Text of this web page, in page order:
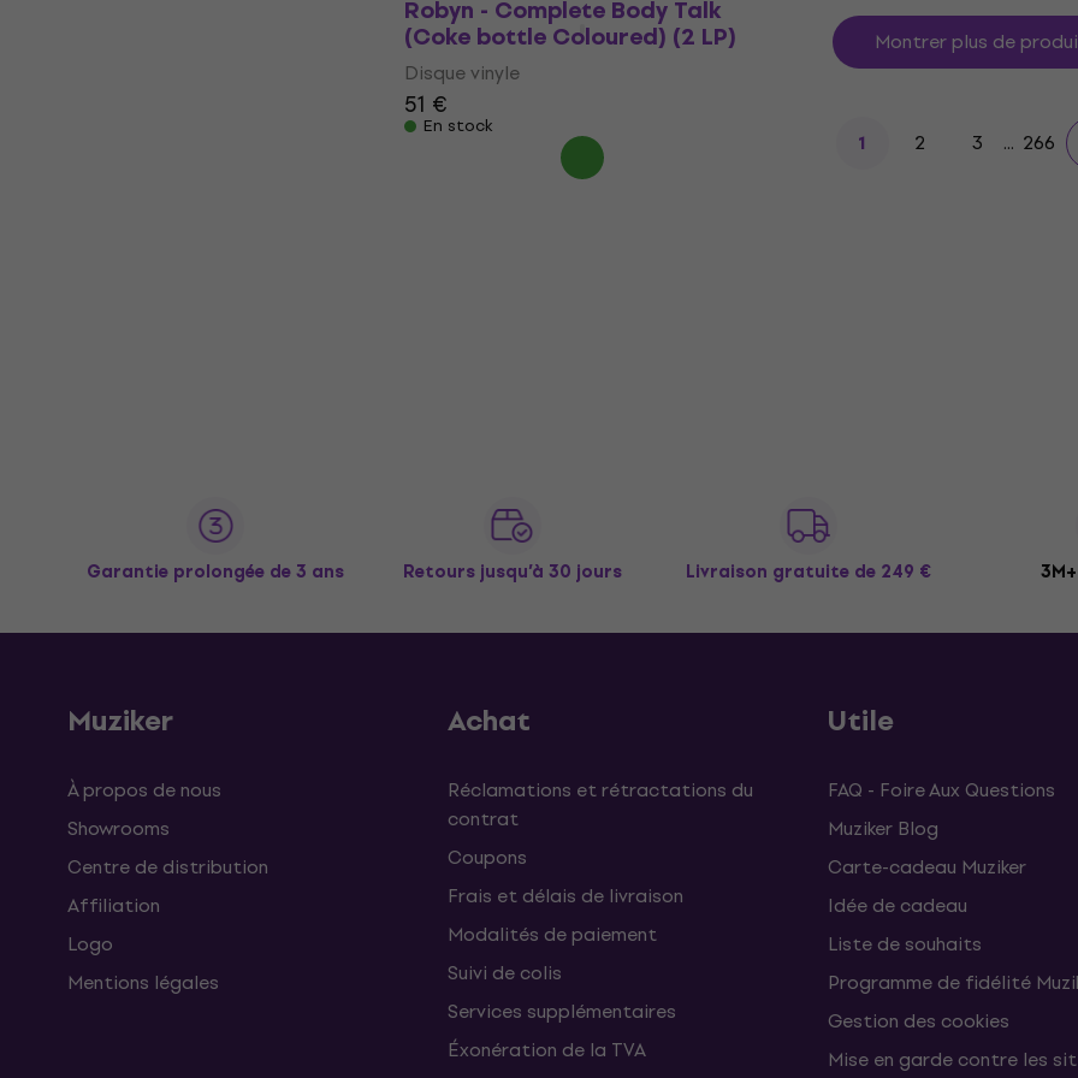
Robyn - Complete Body Talk
(Coke bottle Coloured) (2 LP)
Disque vinyle
51 €
En stock
Montrer plus de
1 2 3 ... 266
Garantie prolongée de 3 ans Retours jusqu’à 30 jours Livraison gratuite de 249 €
Muziker
À propos de nous
Showrooms
Centre de distribution
Affiliation
Logo
Mentions légales
Achat
Réclamations et rétractations du
contrat
Coupons
Frais et délais de livraison
Modalités de paiement
Suivi de colis
Services supplémentaires
Éxonération de la TVA
Utile
FAQ - Foire Aux Questions
Muziker Blog
Carte-cadeau Muziker
Idée de cadeau
Liste de souhaits
Programme de fidélité
Gestion des cookies
Mise en garde contre les